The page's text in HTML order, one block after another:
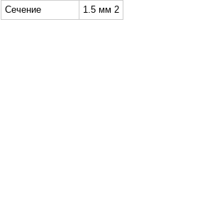
Сечение
1.5 мм 2